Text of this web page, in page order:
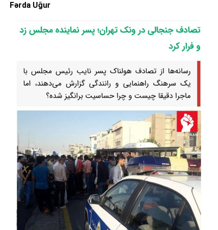
Fərda Uğur